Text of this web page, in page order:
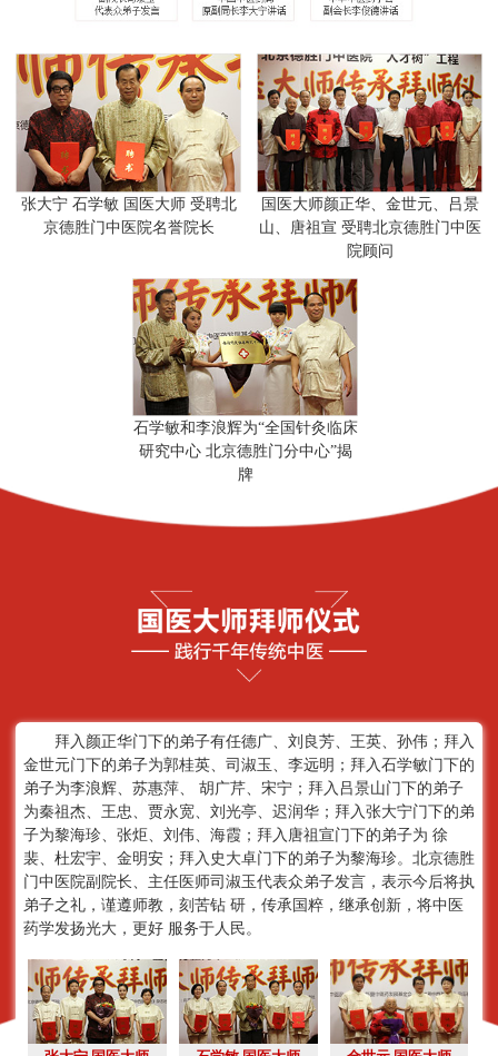
张大宁 石学敏 国医大师 受聘北
京德胜门中医院名誉院长
国医大师颜正华、金世元、吕景
山、唐祖宣 受聘北京德胜门中医
院顾问
石学敏和李浪辉为“全国针灸临床
研究中心 北京德胜门分中心”揭
牌
拜入颜正华门下的弟子有任德广、刘良芳、王英、孙伟；拜入
金世元门下的弟子为郭桂英、司淑玉、李远明；拜入石学敏门下的
弟子为李浪辉、苏惠萍、 胡广芹、宋宁；拜入吕景山门下的弟子
为秦祖杰、王忠、贾永宽、刘光亭、迟润华；拜入张大宁门下的弟
子为黎海珍、张炬、刘伟、海霞；拜入唐祖宣门下的弟子为 徐
裴、杜宏宇、金明安；拜入史大卓门下的弟子为黎海珍。北京德胜
门中医院副院长、主任医师司淑玉代表众弟子发言，表示今后将执
弟子之礼，谨遵师教，刻苦钻 研，传承国粹，继承创新，将中医
药学发扬光大，更好 服务于人民。